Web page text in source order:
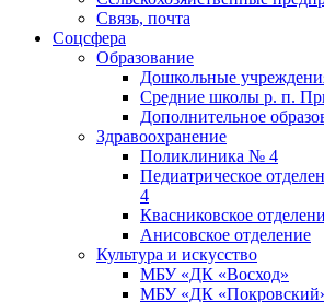
Связь, почта
Соцсфера
Образование
Дошкольные
Средние школы р. п.
Дополнительное
Здравоохранение
Поликлиника № 4
Педиатрическое
4
Квасниковское
Анисовское отделение
Культура и искусство
МБУ «ДК «Восход»
МБУ «ДК